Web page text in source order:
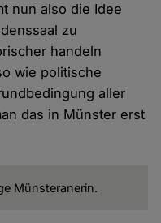
nun also die Idee
zu
handeln
wie politische
aller
das in Münster erst
Münsteranerin.